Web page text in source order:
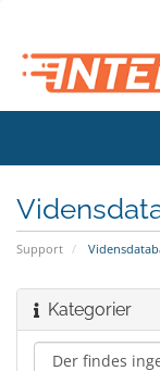
Support
Kategorier